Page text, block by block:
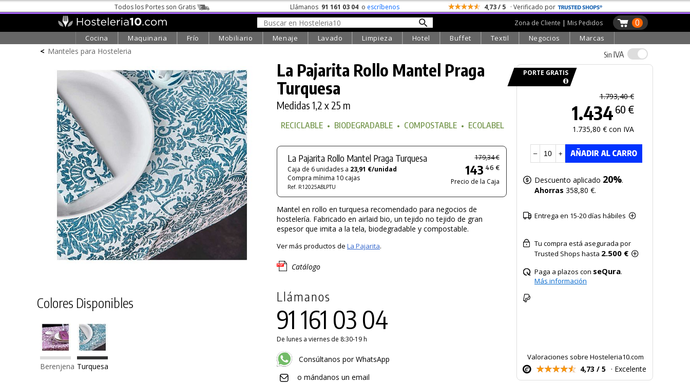
Todos los Portes son Gratis Llámanos 91 161 03 04 o escríbenos 4,73 / 5 · Verificado por
0
Zona de Cliente | Mis Pedidos
Cocina Maquinaria Frío Mobiliario Menaje Lavado Limpieza Hotel Buffet Textil Negocios Marcas
< Manteles para Hosteleria
Colores Disponibles
Berenjena Turquesa
La Pajarita Rollo Mantel Praga
Turquesa
Medidas 1,2 x 25 m
RECICLABLE • BIODEGRADABLE • COMPOSTABLE • ECOLABEL
La Pajarita Rollo Mantel Praga Turquesa
Caja de 6 unidades a 23,91 €/unidad
Compra mínima 10 cajas
Ref. R12025ABLPTU
179,34 €
143 46 €
Precio de la Caja
Mantel en rollo en turquesa recomendado para negocios de
hostelería. Fabricado en airlaid bio, un tejido no tejido de gran
espesor que imita a la tela, biodegradable y compostable.
Ver más productos de La Pajarita.
Catálogo
Llámanos
91 161 03 04
De lunes a viernes de 8:30-19 h
Consúltanos por WhatsApp
o mándanos un email
Sin IVA
PORTE GRATIS
1.793,40 €
1.434 60 €
1.735,80 € con IVA
– +
Descuento aplicado 20%.
Ahorras 358,80 €.
Entrega en 15-20 días hábiles
Tu compra está asegurada por
Trusted Shops hasta 2.500 €
Paga a plazos con seQura.
Más información
Valoraciones sobre Hosteleria10.com
4,73 / 5 · Excelente